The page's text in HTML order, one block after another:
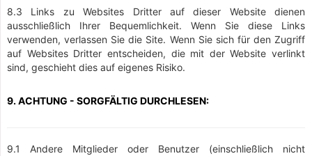
8.3 Links zu Websites Dritter auf dieser Website dienen
ausschließlich Ihrer Bequemlichkeit. Wenn Sie diese Links
verwenden, verlassen Sie die Site. Wenn Sie sich für den Zugriff
auf Websites Dritter entscheiden, die mit der Website verlinkt
sind, geschieht dies auf eigenes Risiko.
9. ACHTUNG - SORGFÄLTIG DURCHLESEN:
9.1 Andere Mitglieder oder Benutzer (einschließlich nicht